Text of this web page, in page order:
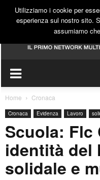
Home Cronaca
Cronaca Evidenza Lavoro
Scuola: Flc
identità del
solidale e
Utilizziamo i cookie per
esperienza sul nostro sito.
assumiamo